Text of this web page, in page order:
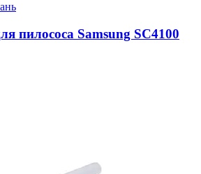
пилососа Samsung SC4100